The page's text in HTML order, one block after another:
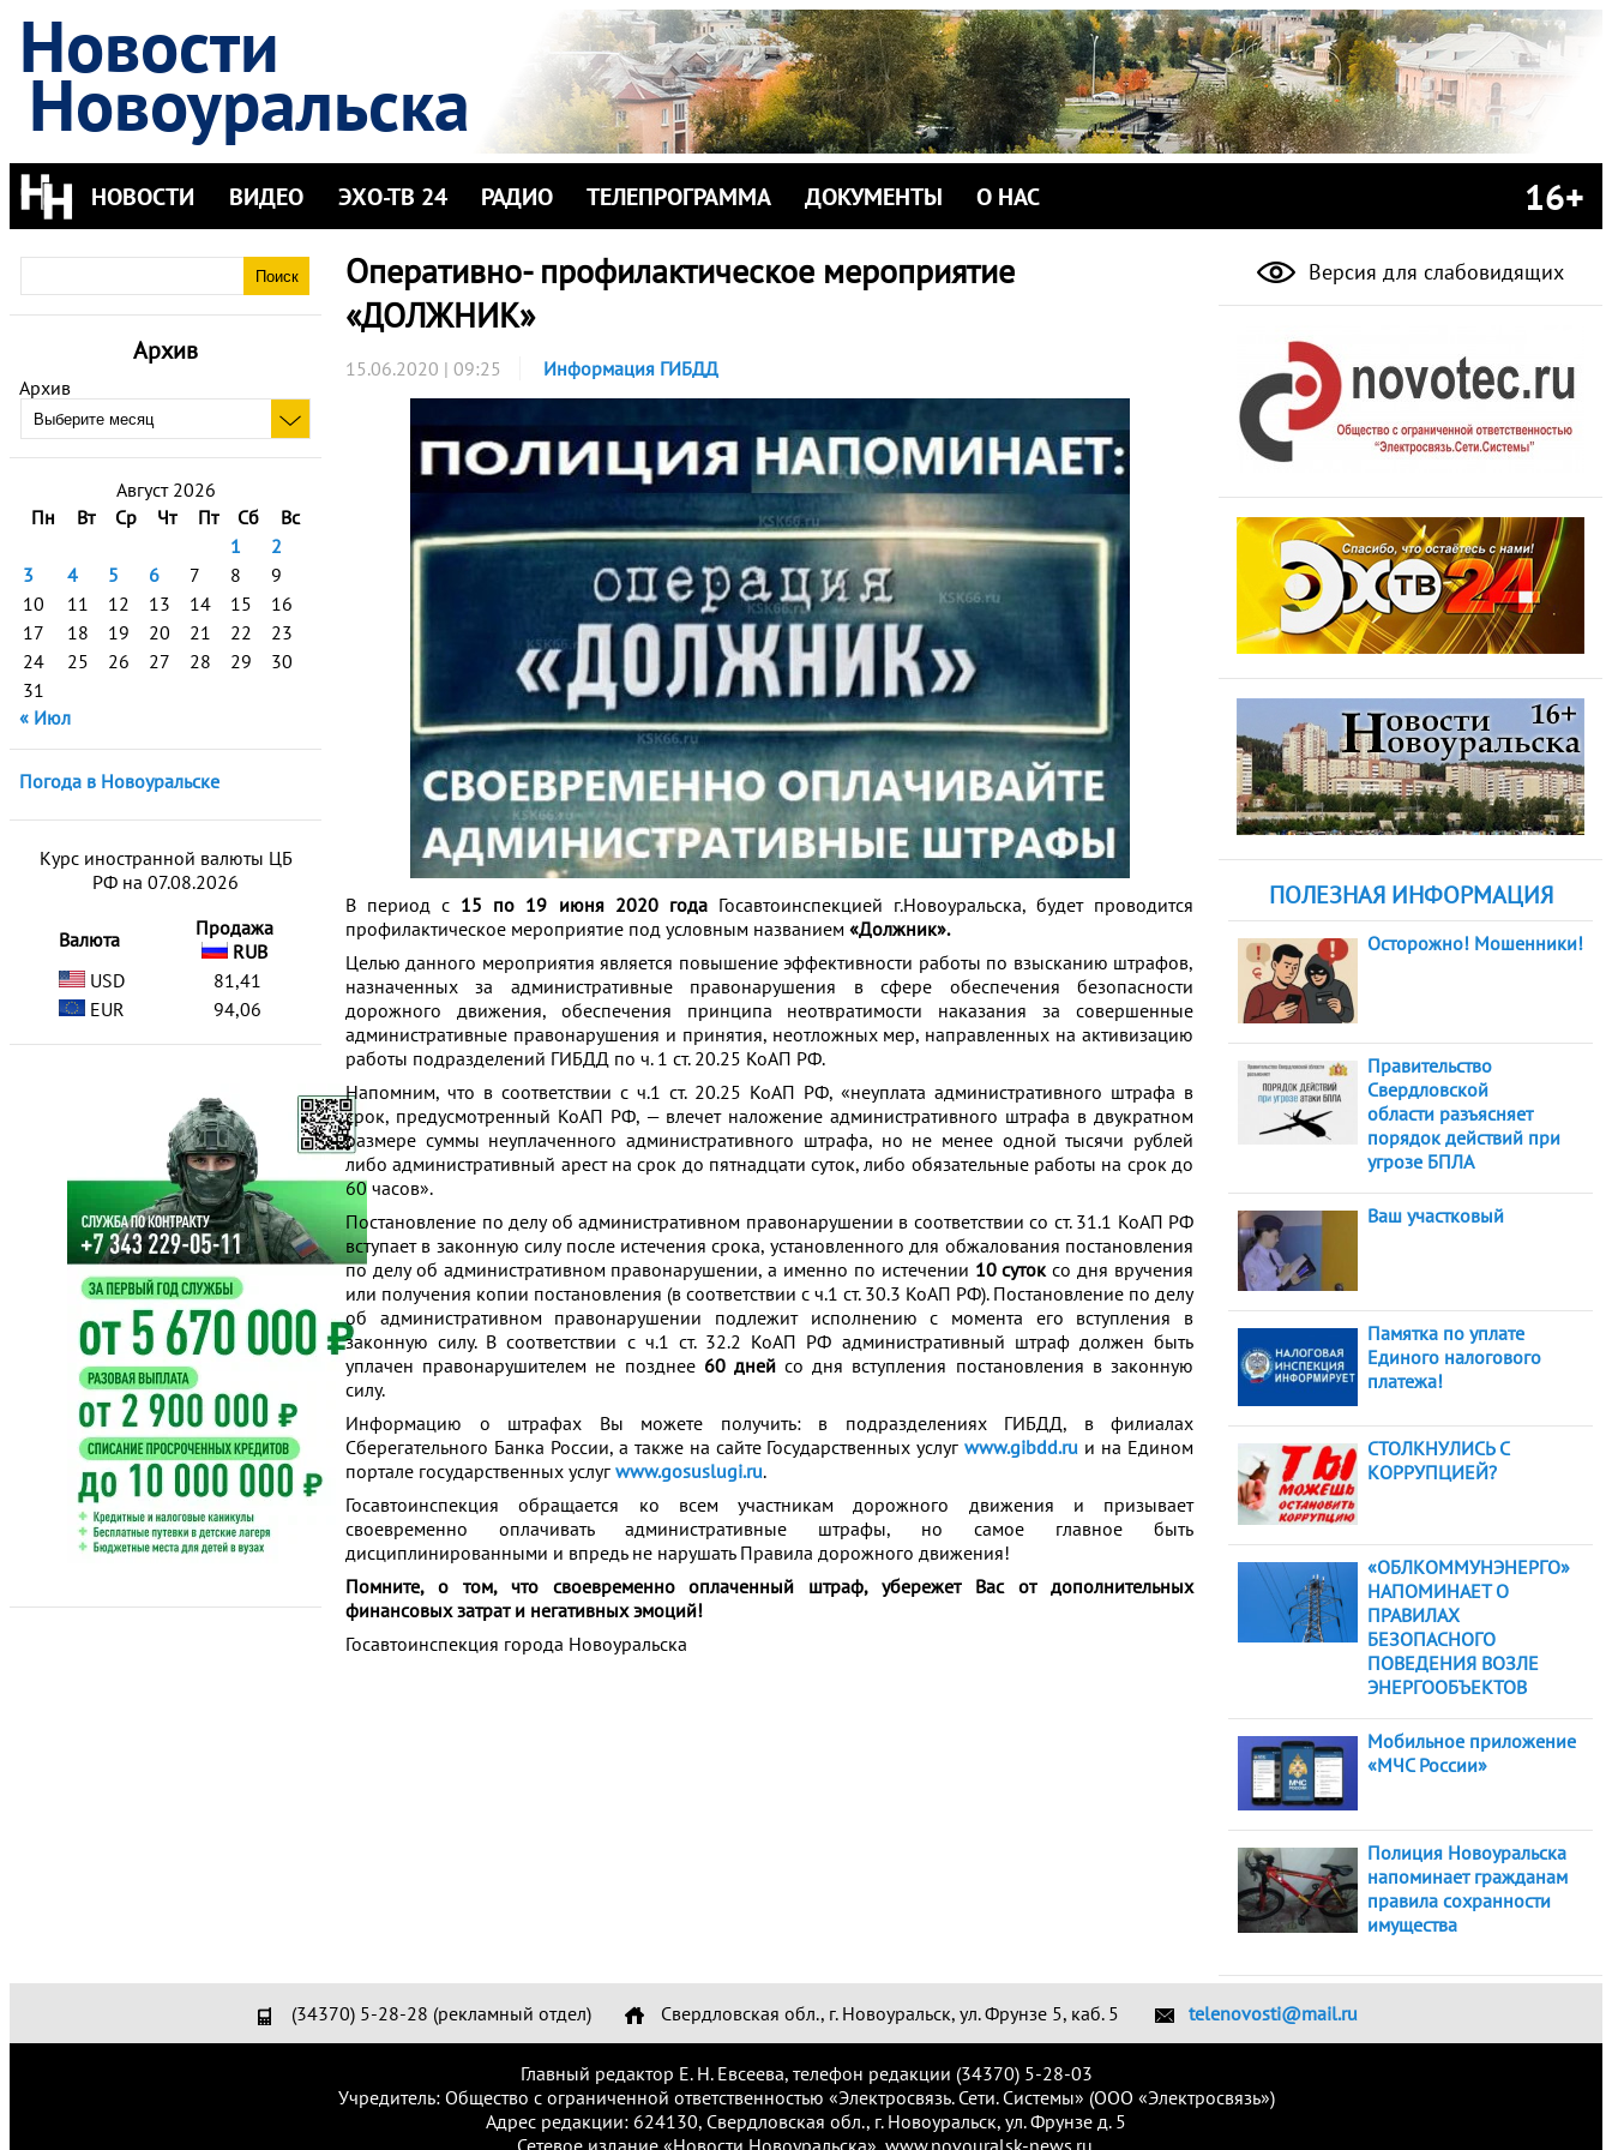
Новости
Новоуральска
НОВОСТИ ВИДЕО ЭХО-ТВ 24 РАДИО ТЕЛЕПРОГРАММА ДОКУМЕНТЫ О НАС 16+
Архив
Архив
Август 2026
Пн
Вт Ср Чт Пт Сб
Вс
1
2
3
4 5 6 7 8
9
10
11 12 13 14 15
16
17
18 19 20 21 22
23
24
25 26 27 28 29
30
31
« Июл
Погода в Новоуральске
Курс иностранной валюты ЦБ
РФ на 07.08.2026
Валюта
Продажа
RUB
USD
81,41
EUR
94,06
Оперативно- профилактическое мероприятие
«ДОЛЖНИК»
15.06.2020 | 09:25 Информация ГИБДД
В период с 15 по 19 июня 2020 года Госавтоинспекцией г.Новоуральска, будет проводится
профилактическое мероприятие под условным названием «Должник».
Целью данного мероприятия является повышение эффективности работы по взысканию штрафов,
назначенных за административные правонарушения в сфере обеспечения безопасности
дорожного движения, обеспечения принципа неотвратимости наказания за совершенные
административные правонарушения и принятия, неотложных мер, направленных на активизацию
работы подразделений ГИБДД по ч. 1 ст. 20.25 КоАП РФ.
Напомним, что в соответствии с ч.1 ст. 20.25 КоАП РФ, «неуплата административного штрафа в
срок, предусмотренный КоАП РФ, — влечет наложение административного штрафа в двукратном
размере суммы неуплаченного административного штрафа, но не менее одной тысячи рублей
либо административный арест на срок до пятнадцати суток, либо обязательные работы на срок до
60 часов».
Постановление по делу об административном правонарушении в соответствии со ст. 31.1 КоАП РФ
вступает в законную силу после истечения срока, установленного для обжалования постановления
по делу об административном правонарушении, а именно по истечении 10 сутоксо дня вручения
или получения копии постановления (в соответствии с ч.1 ст. 30.3 КоАП РФ). Постановление по делу
об административном правонарушении подлежит исполнению с момента его вступления в
законную силу. В соответствии с ч.1 ст. 32.2 КоАП РФ административный штраф должен быть
уплачен правонарушителем не позднее 60 днейсо дня вступления постановления в законную
силу.
Информацию о штрафах Вы можете получить: в подразделениях ГИБДД, в филиалах
Сберегательного Банка России, а также на сайте Государственных услугwww.gibdd.ru и на Едином
портале государственных услуг www.gosuslugi.ru.
Госавтоинспекция обращается ко всем участникам дорожного движения и призывает
своевременно оплачивать административные штрафы, но самое главное быть
дисциплинированными и впредь не нарушать Правила дорожного движения!
Помните, о том, что своевременно оплаченный штраф, убережет Вас от дополнительных
финансовых затрат и негативных эмоций!
Госавтоинспекция города Новоуральска
Версия для слабовидящих
ПОЛЕЗНАЯ ИНФОРМАЦИЯ
Осторожно! Мошенники!
Правительство
Свердловской
области разъясняет
порядок действий при
угрозе БПЛА
Ваш участковый
Памятка по уплате
Единого налогового
платежа!
СТОЛКНУЛИСЬ С
КОРРУПЦИЕЙ?
«ОБЛКОММУНЭНЕРГО»
НАПОМИНАЕТ О
ПРАВИЛАХ
БЕЗОПАСНОГО
ПОВЕДЕНИЯ ВОЗЛЕ
ЭНЕРГООБЪЕКТОВ
Мобильное приложение
«МЧС России»
Полиция Новоуральска
напоминает гражданам
правила сохранности
имущества
(34370) 5-28-28 (рекламный отдел) Свердловская обл., г. Новоуральск, ул. Фрунзе 5, каб. 5 telenovosti@mail.ru
Главный редактор Е. Н. Евсеева, телефон редакции (34370) 5-28-03
Учредитель: Общество с ограниченной ответственностью «Электросвязь. Сети. Системы» (ООО «Электросвязь»)
Адрес редакции: 624130, Свердловская обл., г. Новоуральск, ул. Фрунзе д. 5